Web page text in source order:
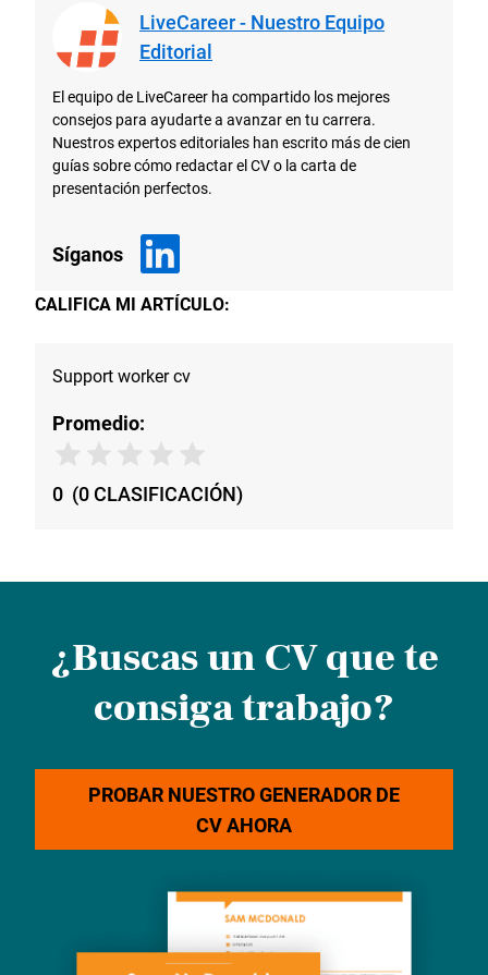
LiveCareer - Nuestro Equipo
Editorial
El equipo de LiveCareer ha compartido los mejores
consejos para ayudarte a avanzar en tu carrera.
Nuestros expertos editoriales han escrito más de cien
guías sobre cómo redactar el CV o la carta de
presentación perfectos.
Síganos
CALIFICA MI ARTÍCULO:
Support worker cv
Promedio:
0 (0CLASIFICACIÓN)
¿Buscas un CV que te
consiga trabajo?
PROBAR NUESTRO GENERADOR DE
CV AHORA